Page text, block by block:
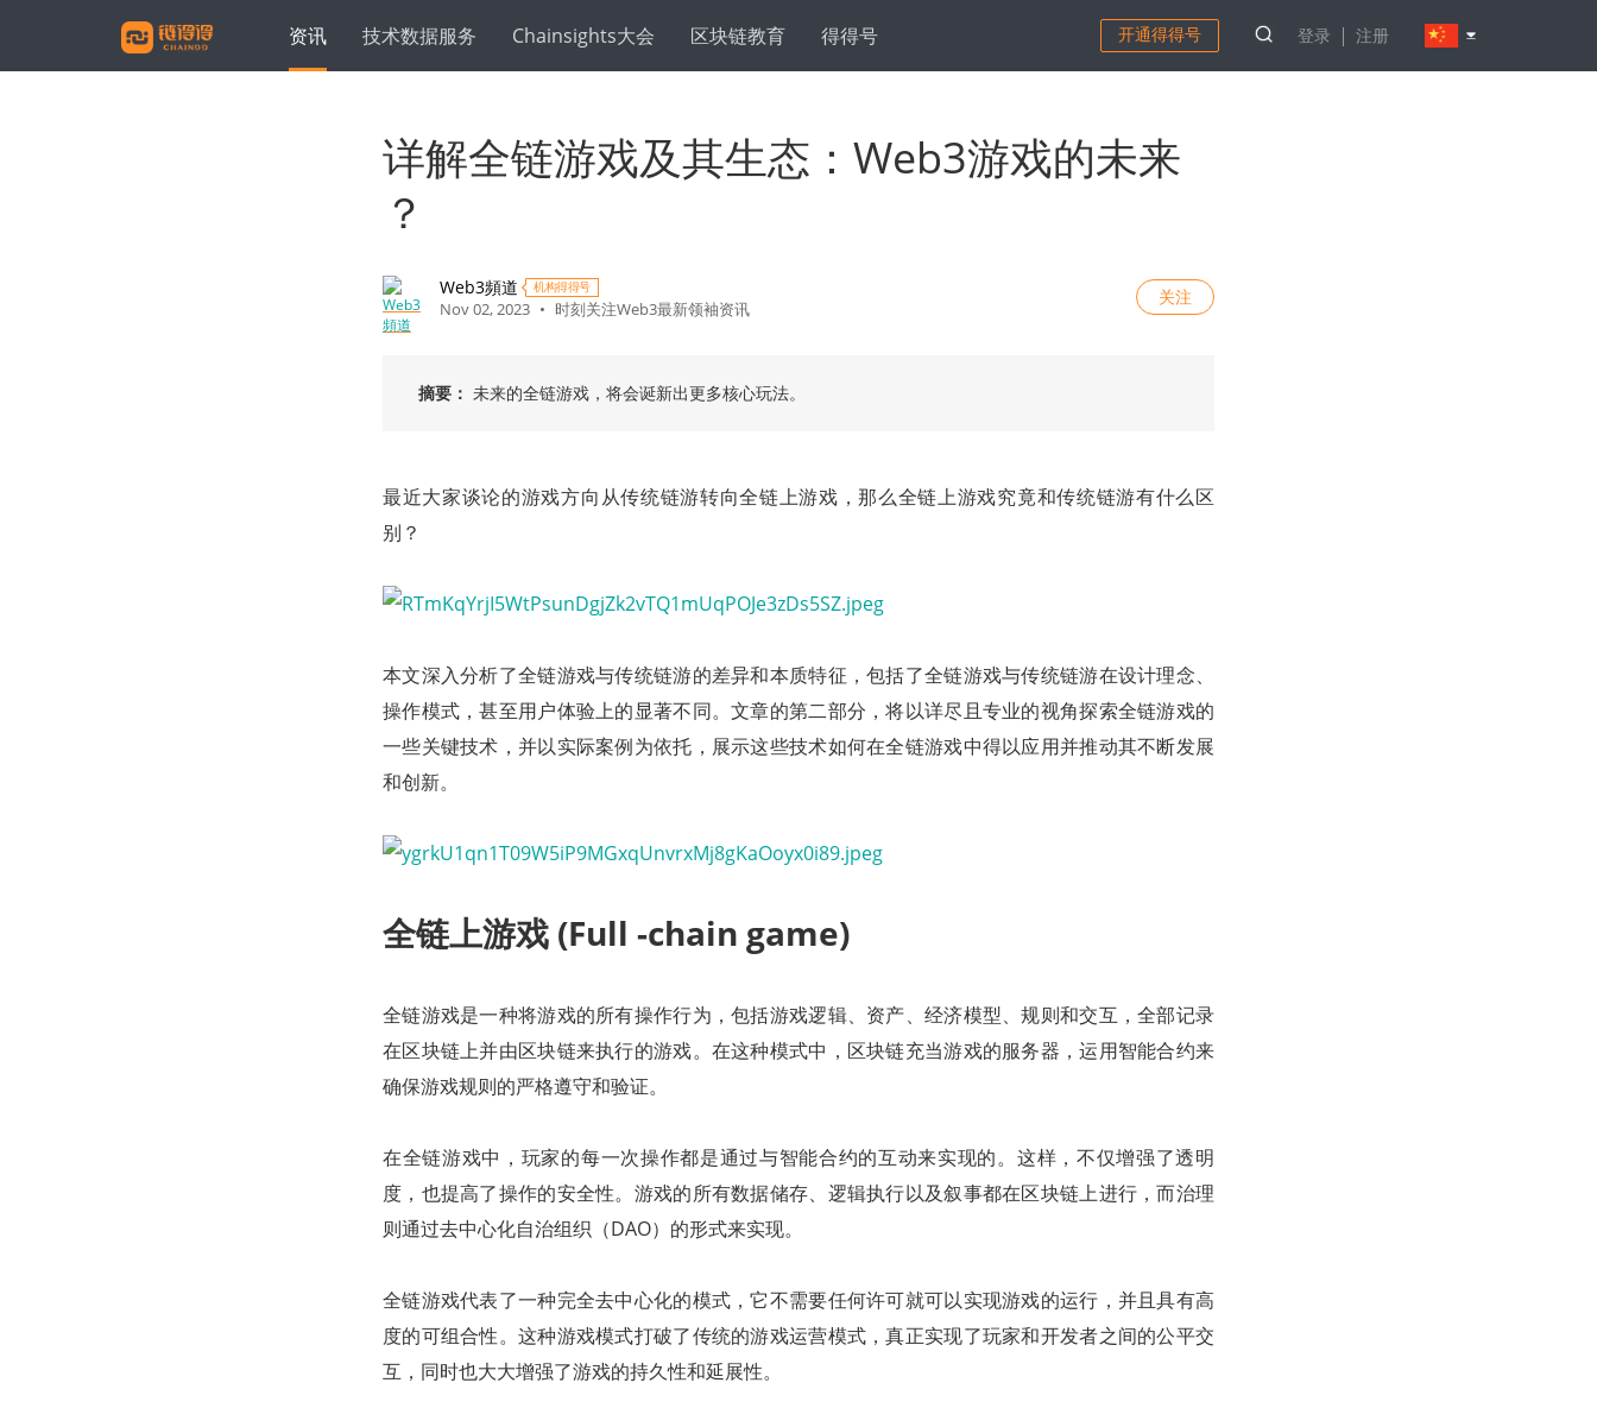
资讯 技术数据服务 Chainsights大会 区块链教育 得得号 开通得得号 登录 注册
详解全链游戏及其生态：Web3游戏的未来
？
Web3頻道 机构得得号
Nov 02, 2023 • 时刻关注Web3最新领袖资讯
关注
摘要： 未来的全链游戏，将会诞新出更多核心玩法。
最近大家谈论的游戏方向从传统链游转向全链上游戏，那么全链上游戏究竟和传统链游有什么区
别？
本文深入分析了全链游戏与传统链游的差异和本质特征，包括了全链游戏与传统链游在设计理念、
操作模式，甚至用户体验上的显著不同。文章的第二部分，将以详尽且专业的视角探索全链游戏的
一些关键技术，并以实际案例为依托，展示这些技术如何在全链游戏中得以应用并推动其不断发展
和创新。
全链上游戏 (Full -chain game)
全链游戏是一种将游戏的所有操作行为，包括游戏逻辑、资产、经济模型、规则和交互，全部记录
在区块链上并由区块链来执行的游戏。在这种模式中，区块链充当游戏的服务器，运用智能合约来
确保游戏规则的严格遵守和验证。
在全链游戏中，玩家的每一次操作都是通过与智能合约的互动来实现的。这样，不仅增强了透明
度，也提高了操作的安全性。游戏的所有数据储存、逻辑执行以及叙事都在区块链上进行，而治理
则通过去中心化自治组织（DAO）的形式来实现。
全链游戏代表了一种完全去中心化的模式，它不需要任何许可就可以实现游戏的运行，并且具有高
度的可组合性。这种游戏模式打破了传统的游戏运营模式，真正实现了玩家和开发者之间的公平交
互，同时也大大增强了游戏的持久性和延展性。